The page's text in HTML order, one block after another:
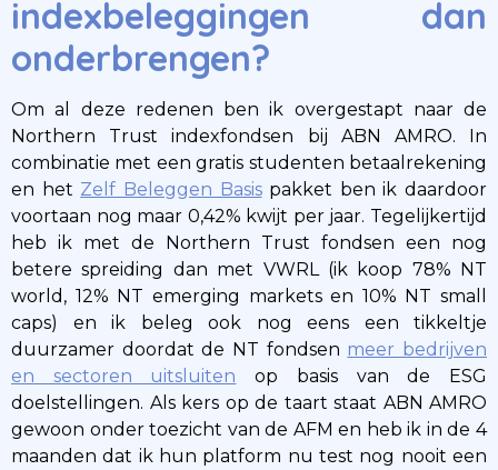
indexbeleggingen dan
onderbrengen?
Om al deze redenen ben ik overgestapt naar de
Northern Trust indexfondsen bij ABN AMRO. In
combinatie met een gratis studenten betaalrekening
en het Zelf Beleggen Basispakket ben ik daardoor
voortaan nog maar 0,42% kwijt per jaar. Tegelijkertijd
heb ik met de Northern Trust fondsen een nog
betere spreiding dan met VWRL (ik koop 78% NT
world, 12% NT emerging markets en 10% NT small
caps) en ik beleg ook nog eens een tikkeltje
duurzamer doordat de NT fondsen meer bedrijven
en sectoren uitsluiten op basis van de ESG
doelstellingen. Als kers op de taart staat ABN AMRO
gewoon onder toezicht van de AFM en heb ik in de 4
maanden dat ik hun platform nu test nog nooit een